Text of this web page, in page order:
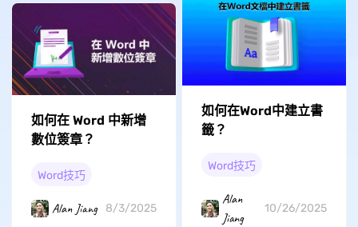
如何在 Word 中新增
數位簽章？
Word技巧
Alan Jiang 8/3/2025
如何在Word中建立書
籤？
Word技巧
Alan
Jiang
10/26/2025